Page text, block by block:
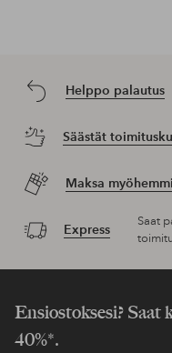
Helppo palautus
Säästät
Maksa
Express
Saat
Ensiostoksesi? Saat
40%*.